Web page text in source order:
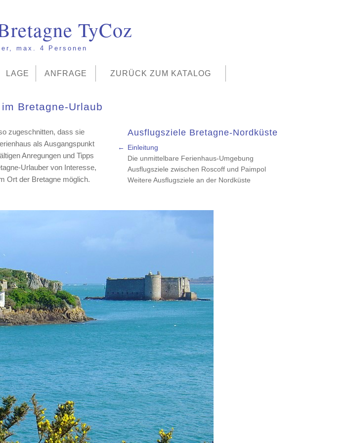
TyCoz
max. 4 Personen
LAGE ANFRAGE ZURÜCK ZUM KATALOG
Bretagne-Urlaub
Ausflugsziele Bretagne-Nordküste
Einleitung
Die unmittelbare Ferienhaus-Umgebung
Ausflugsziele zwischen Roscoff und Paimpol
Weitere Ausflugsziele an der Nordküste
zugeschnitten, dass sie
als Ausgangspunkt
Anregungen und Tipps
Urlauber von Interesse,
Ort der Bretagne möglich.